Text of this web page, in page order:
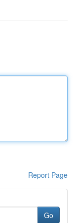
Report Page
Go